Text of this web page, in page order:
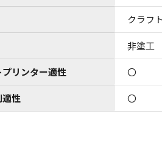
クラフ
非塗工
リンター適性 〇
性 〇